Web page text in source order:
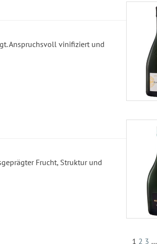
Anspruchsvoll vinifiziert und
Frucht, Struktur und
1 2 3 …